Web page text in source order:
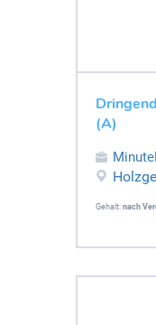
(A)
Gehalt: nach